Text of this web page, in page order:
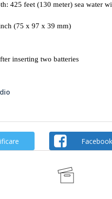
425 feet (130 meter) sea water
(75 x 97 x 39 mm)
inserting two batteries
Facebook